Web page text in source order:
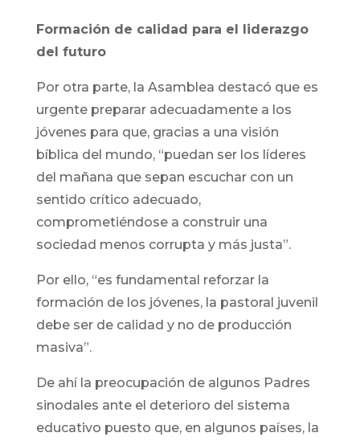
Formación de calidad para el liderazgo
del futuro
Por otra parte, la Asamblea destacó que es
urgente preparar adecuadamente a los
jóvenes para que, gracias a una visión
bíblica del mundo, “puedan ser los líderes
del mañana que sepan escuchar con un
sentido crítico adecuado,
comprometiéndose a construir una
sociedad menos corrupta y más justa”.
Por ello, “es fundamental reforzar la
formación de los jóvenes, la pastoral juvenil
debe ser de calidad y no de producción
masiva”.
De ahí la preocupación de algunos Padres
sinodales ante el deterioro del sistema
educativo puesto que, en algunos países, la